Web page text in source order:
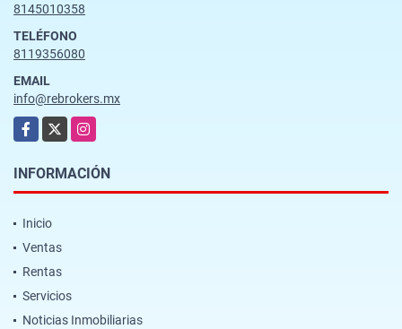
8145010358
TELÉFONO
8119356080
EMAIL
info@rebrokers.mx
Facebook
X Instagram
INFORMACIÓN
Inicio
Ventas
Rentas
Servicios
Noticias Inmobiliarias